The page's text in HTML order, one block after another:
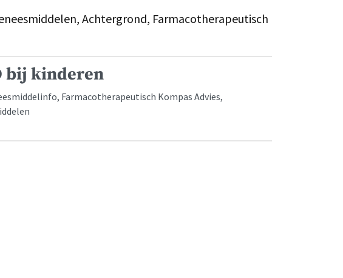
Achtergrond, Farmacotherapeutisch
bij kinderen
Farmacotherapeutisch Kompas Advies,